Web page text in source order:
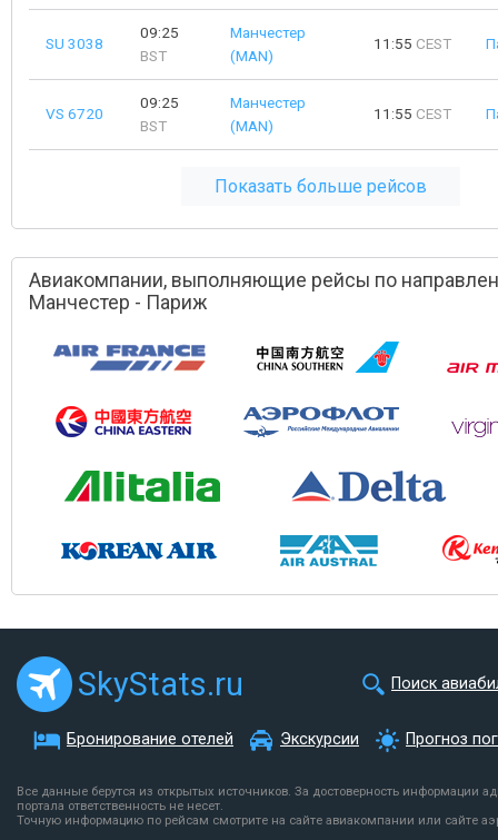
SU 3038
09:25
BST
Манчестер
(MAN)
11:55 CEST
VS 6720
09:25
BST
Манчестер
(MAN)
11:55 CEST
Показать больше рейсов
Авиакомпании, выполняющие рейсы по
Манчестер - Париж
SkyStats.ru Поиск
Бронирование отелей Экскурсии Прогноз
Все данные берутся из открытых источников. За достоверность информации
портала ответственность не несет.
Точную информацию по рейсам смотрите на сайте авиакомпании или сайте